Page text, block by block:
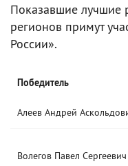
Показавшие лучшие
регионов примут
России».
Победитель
Алеев Андрей
Волегов Павел Сергеевич